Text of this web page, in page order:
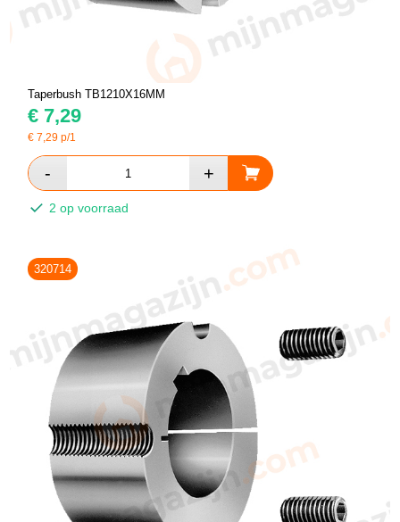
Taperbush TB1210X16MM
€ 7,29
€7,29 p/1
2 op voorraad
320714